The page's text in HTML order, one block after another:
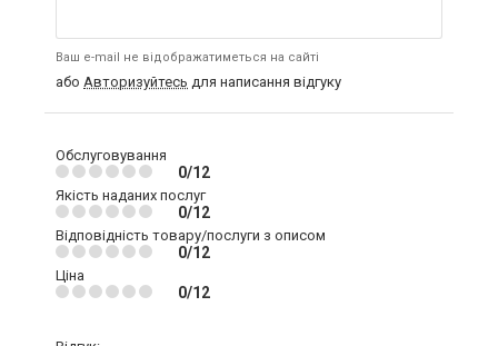
Ваш e-mail не відображатиметься на сайті
або Авторизуйтесь для написання відгуку
Обслуговування
0/12
Якість наданих послуг
0/12
Відповідність товару/послуги з описом
0/12
Ціна
0/12